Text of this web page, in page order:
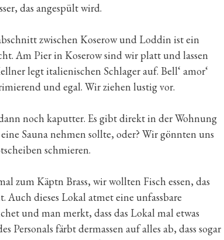
das angespült wird.
zwischen Koserow und Loddin ist ein
Am Pier in Koserow sind wir platt und lassen
legt italienischen Schlager auf. Bell‘ amor‘
und egal. Wir ziehen lustig vor.
noch kaputter. Es gibt direkt in der Wohnung
Sauna nehmen sollte, oder? Wir gönnten uns
schmieren.
zum Käptn Brass, wir wollten Fisch essen, das
Auch dieses Lokal atmet eine unfassbare
und man merkt, dass das Lokal mal etwas
Personals färbt dermassen auf alles ab, dass sogar